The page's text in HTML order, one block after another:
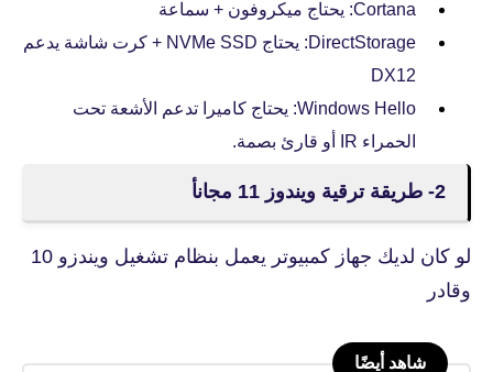
Cortana: يحتاج ميكروفون + سماعة
DirectStorage: يحتاج NVMe SSD + كرت شاشة يدعم
DX12
Windows Hello: يحتاج كاميرا تدعم الأشعة تحت
الحمراء IR أو قارئ بصمة.
2- طريقة ترقية ويندوز 11 مجانأ
لو كان لديك جهاز كمبيوتر يعمل بنظام تشغيل ويندزو 10
وقادر
شاهد أيضًا